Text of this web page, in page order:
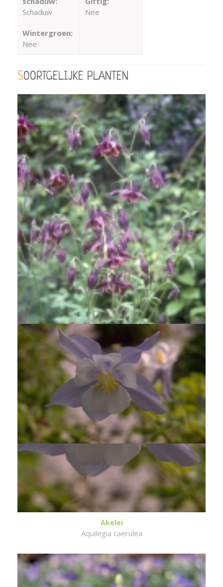
Schaduw
Wintergroen:
Nee
Nee
SOORTGELIJKE PLANTEN
Akelei
Aquilegia viridiflora 'Chocolate Soldier'
Akelei
Aquilegia caerulea